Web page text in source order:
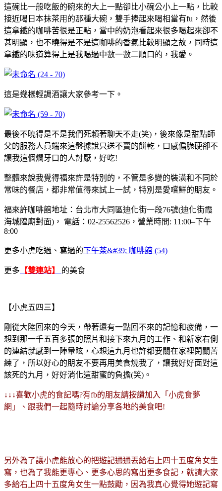
這碗比一般吃飯的碗來的大上一點卻比小碗公小上一點，比較
接近喝日本抹茶用的那種大碗，雙手捧起來喝相當有fu，然後
這拿鐵的咖啡苦很是正點，當中的奶泡看起來很多喝起來卻不
甚明顯，也不曉得是不是這咖啡的香氣比較明顯之故，同時這
拿鐵的味道算得上是我喝過中數一數二順口的，我愛。
這是幾樣輕調酒讓大家參考一下。
最後不曉得是不是我們死賴著聊天不走(笑)，後來像是甜點師
父的服務人員端來這盤據說只送不賣的餅乾，口感偏脆硬卻不
讓我這個爛牙口的人討厭，好吃!
整體來說我覺得福來許是特別的，不管是多變的裝潢和不同於
常味的餐店，都非常值得來試上一試，特別是愛嚐鮮的朋友。
福來許咖啡館地址：台北市大同區迪化街一段76號(迪化街霞
海城隍廟對面)， 電話：02-25562526，營業時間: 11:00–下午
8:00
更多小虎吃過、寫過的下午茶&#39; 咖啡館 (54)
更多 【雙連站】 的美食
【小虎五四三】
剛從大陸回來的今天，帶著還有一點回不來的記憶和疲備，一
想到那一千五百多張的照片和接下來九月的工作、和新家右側
的連結就感到一陣暈眩，心想這九月也許都要關在家裡閉關苦
練了，所以好心的朋友不要再用美食燒我了，讓我好好面對這
該死的九月，好好消化這甜蜜的負擔(笑)。
↓↓↓喜歡小虎的食記嗎?有fb的朋友請按讚加入「小虎食夢
網」、跟我們一起隨時討論分享各地的美食吧!
另外為了讓小虎能放心的把遊記通通丟給右上四十五度角女生
寫，也為了我能更專心、更多心思的寫出更多食記，就請大家
多給右上四十五度角女生一點鼓勵，因為我真心覺得她遊記寫